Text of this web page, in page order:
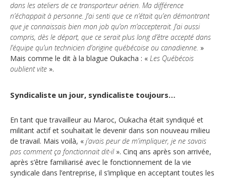
Francisation de l'Administration
Recueil de bonnes pratiques
Secteurs d'activité
Télécommunications
Aéronautique
Métallurgie
dans les ateliers de ce transporteur aérien. Ma différence
n’échappait à personne. J’ai senti que ce n’était qu’en démontrant
que je connaissais bien mon job qu’on m’accepterait. J’ai aussi
compris, dès le départ, que ce serait plus long d’être accepté dans
l’équipe qu’un technicien d’origine québécoise ou canadienne. »
Mais comme le dit à la blague Oukacha : « Les Québécois
oublient vite ».
Syndicaliste un jour, syndicaliste toujours…
En tant que travailleur au Maroc, Oukacha était syndiqué et
militant actif et souhaitait le devenir dans son nouveau milieu
de travail. Mais voilà, « j’avais peur de m’impliquer, je ne savais
pas comment ça fonctionnait dit-il». Cinq ans après son arrivée,
après s’être familiarisé avec le fonctionnement de la vie
syndicale dans l’entreprise, il s’implique en acceptant toutes les